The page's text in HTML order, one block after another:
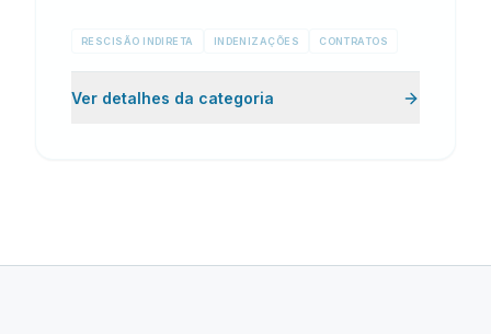
RESCISÃO INDIRETA INDENIZAÇÕES CONTRATOS
Ver detalhes da categoria